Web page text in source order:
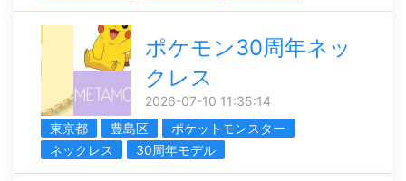
ポケモン30周年ネッ
クレス
2026-07-10 11:35:14
東京都
豊島区
ポケットモンスター
ネックレス
30周年モデル